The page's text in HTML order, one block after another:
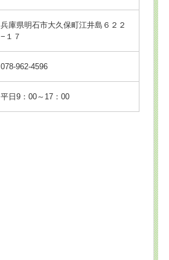
兵庫県明石市大久保町江井島６２２
−１７
078-962-4596
平日9：00～17：00